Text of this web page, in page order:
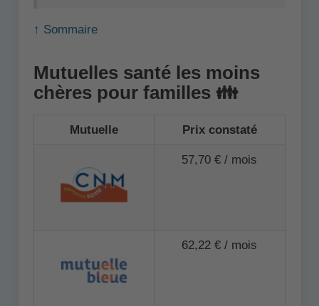
↑ Sommaire
Mutuelles santé les moins
chères pour familles 👪
Mutuelle Prix constaté
57,70 € / mois
62,22 € / mois